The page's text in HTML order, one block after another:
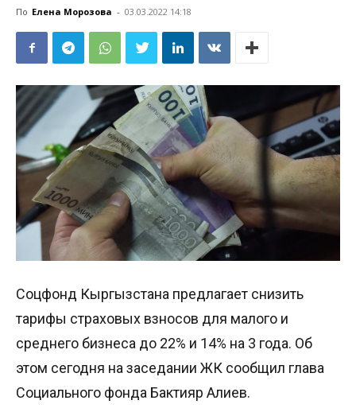
По Елена Морозова - 03.03.2022 14:18
Соцфонд Кыргызстана предлагает снизить
тарифы страховых взносов для малого и
среднего бизнеса до 22% и 14% на 3 года. Об
этом сегодня на заседании ЖК сообщил глава
Социального фонда Бактияр Алиев.